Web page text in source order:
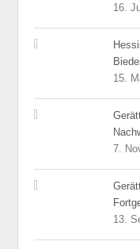
16.
15.
7.
13.